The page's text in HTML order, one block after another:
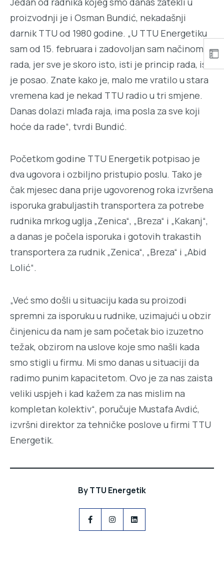
proizvodnji je i Osman Bundić, nekadašnji
darnik TTU od 1980 godine. „U TTU Energetiku
sam od 15. februara i zadovoljan sam načinom
rada, jer sve je skoro isto, isti je princip rada, isti
je posao. Znate kako je, malo me vratilo u stara
vremena kad je nekad TTU radio u tri smjene.
Danas dolazi mlađa raja, ima posla za sve koji
hoće da rade“, tvrdi Bundić.
Početkom godine TTU Energetik potpisao je
dva ugovora i ozbiljno pristupio poslu. Tako je
čak mjesec dana prije ugovorenog roka izvršena
isporuka grabuljastih transportera za potrebe
rudnika mrkog uglja „Zenica“, „Breza“ i „Kakanj“,
a danas je počela isporuka i gotovih trakastih
transportera za rudnik „Zenica“, „Breza“ i „Abid
Lolić“.
„Već smo došli u situaciju kada su proizodi
spremni za isporuku u rudnike, uzimajući u obzir
činjenicu da nam je sam početak bio izuzetno
težak, obzirom na uslove koje smo našli kada
smo stigli u firmu. Mi smo danas u situaciji da
radimo punim kapacitetom. Ovo je za nas zaista
veliki uspjeh i kad kažem za nas mislim na
kompletan kolektiv“, poručuje Mustafa Avdić,
izvršni direktor za tehničke poslove u firmi TTU
Energetik.
ByTTU Energetik